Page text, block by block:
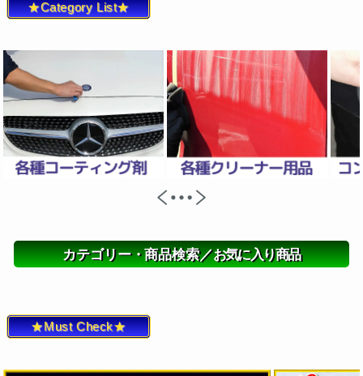
★Category List★
カテゴリー・商品検索／お気に入り商品
★Must Check★